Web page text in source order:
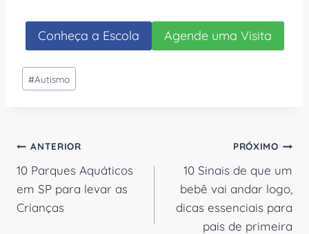
Conheça a Escola Agende uma Visita
Tags
do
#Autismo
Navegação
de
Post
ANTERIOR
10 Parques Aquáticos
em SP para levar as
Crianças
PRÓXIMO
10 Sinais de que um
bebê vai andar logo,
dicas essenciais para
pais de primeira